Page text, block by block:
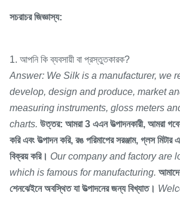
সচরাচর জিজ্ঞাস্য:
1. আপনি কি ব্যবসায়ী বা প্রস্তুতকারক?
Answer: We Silk is a manufacturer, we
develop, design and produce, market
measuring instruments, gloss meters
charts. উত্তর: আমরা 3 এএন উত্পাদনকারী, আমরা
করি এবং উত্পাদন করি, রঙ পরিমাপের সরঞ্জাম, গ্লস মিটার
বিক্রয় করি। Our company and factory are
which is famous for manufacturing.
শেনঝেইনে অবস্থিত যা উত্পাদনের জন্য বিখ্যাত।